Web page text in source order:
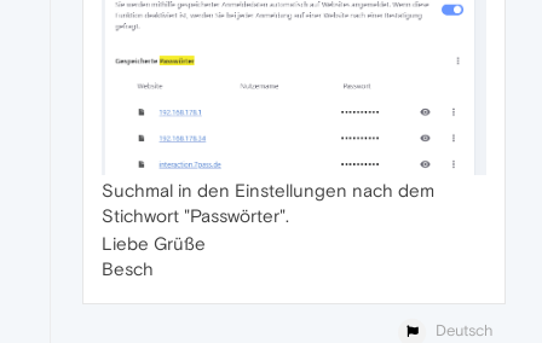
Suchmal in den Einstellungen nach dem
Stichwort "Passwörter".
Liebe Grüße
Besch
Deutsch